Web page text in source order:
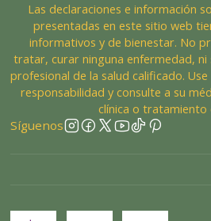
Las declaraciones e información
presentadas en este sitio web
informativos y de bienestar. No
tratar, curar ninguna enfermedad, ni
profesional de la salud calificado.
responsabilidad y consulte a su
clínica o tratamiento
Síguenos